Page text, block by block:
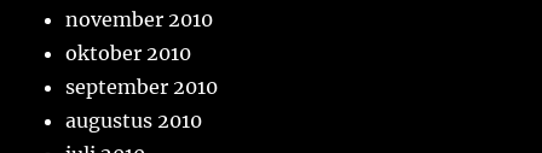
november 2010
oktober 2010
september 2010
augustus 2010